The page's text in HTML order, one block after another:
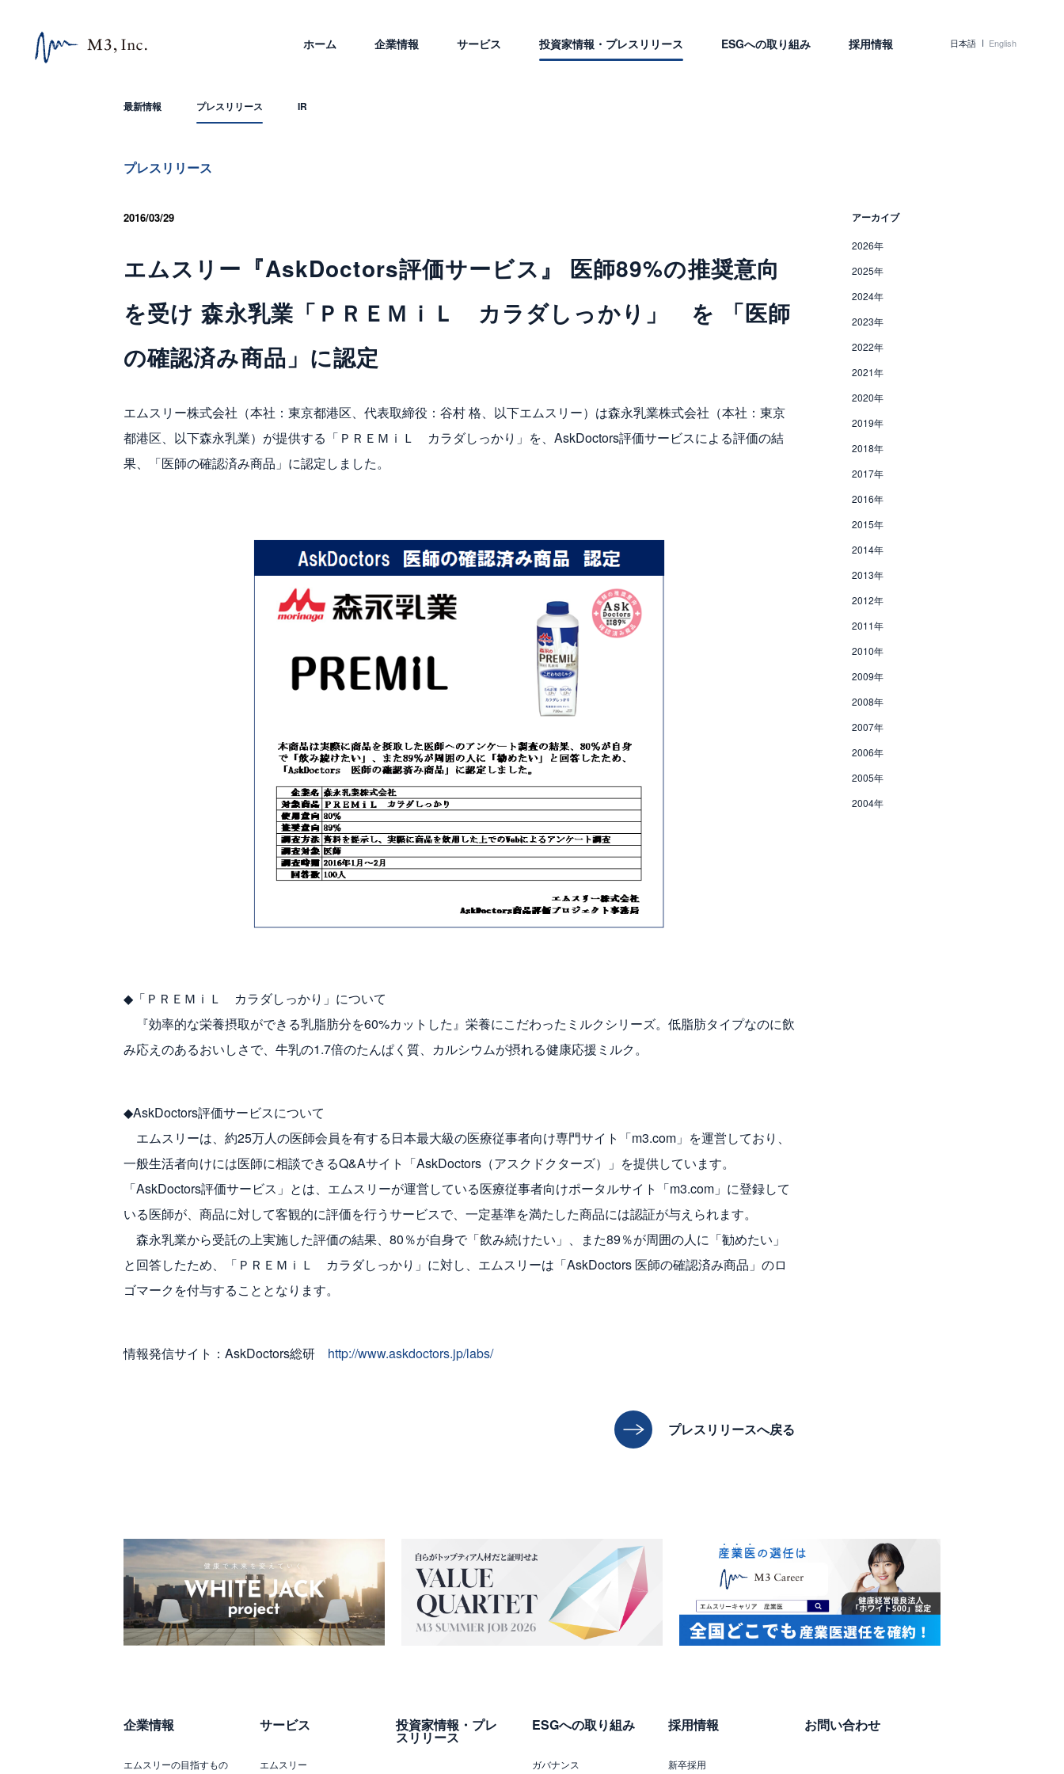
ホーム 企業情報 サービス 投資家情報・プレスリリース ESGへの取り組み 採用情報 日本語 English
最新情報 プレスリリース IR
プレスリリース
2016/03/29
エムスリー『AskDoctors評価サービス』 医師89%の推奨意向
を受け 森永乳業「ＰＲＥＭｉＬ カラダしっかり」 を 「医師
の確認済み商品」に認定
エムスリー株式会社（本社：東京都港区、代表取締役：谷村 格、以下エムスリー）は森永乳業株式会社（本社：東京
都港区、以下森永乳業）が提供する「ＰＲＥＭｉＬ カラダしっかり」を、AskDoctors評価サービスによる評価の結
果、「医師の確認済み商品」に認定しました。
◆「ＰＲＥＭｉＬ カラダしっかり」について
『効率的な栄養摂取ができる乳脂肪分を60%カットした』栄養にこだわったミルクシリーズ。低脂肪タイプなのに飲
み応えのあるおいしさで、牛乳の1.7倍のたんぱく質、カルシウムが摂れる健康応援ミルク。
◆AskDoctors評価サービスについて
エムスリーは、約25万人の医師会員を有する日本最大級の医療従事者向け専門サイト「m3.com」を運営しており、
一般生活者向けには医師に相談できるQ&Aサイト「AskDoctors（アスクドクターズ）」を提供しています。
「AskDoctors評価サービス」とは、エムスリーが運営している医療従事者向けポータルサイト「m3.com」に登録して
いる医師が、商品に対して客観的に評価を行うサービスで、一定基準を満たした商品には認証が与えられます。
森永乳業から受託の上実施した評価の結果、80％が自身で「飲み続けたい」、また89％が周囲の人に「勧めたい」
と回答したため、「ＰＲＥＭｉＬ カラダしっかり」に対し、エムスリーは「AskDoctors 医師の確認済み商品」のロ
ゴマークを付与することとなります。
情報発信サイト：AskDoctors総研 http://www.askdoctors.jp/labs/
プレスリリースへ戻る
アーカイブ
2026年
2025年
2024年
2023年
2022年
2021年
2020年
2019年
2018年
2017年
2016年
2015年
2014年
2013年
2012年
2011年
2010年
2009年
2008年
2007年
2006年
2005年
2004年
企業情報
エムスリーの目指すもの
サービス
エムスリー
投資家情報・プレ
スリリース
ESGへの取り組み
ガバナンス
採用情報
新卒採用
お問い合わせ